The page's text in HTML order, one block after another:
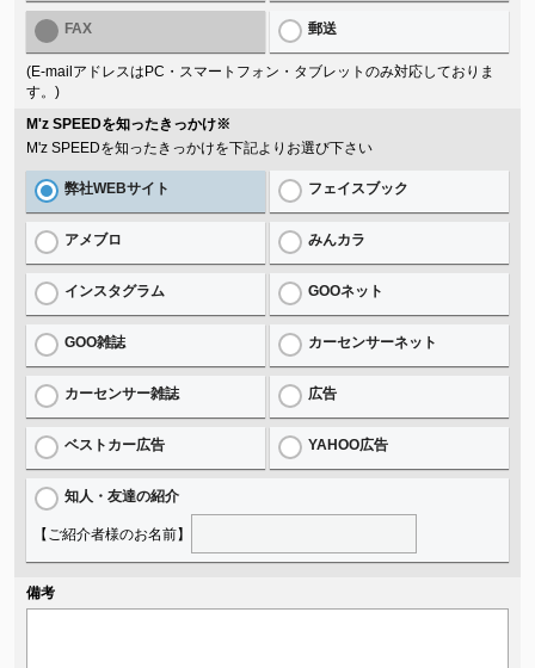
FAX 郵送
(E-mailアドレスはPC・スマートフォン・タブレットのみ対応しておりま
す。)
M'z SPEEDを知ったきっかけ※
M'z SPEEDを知ったきっかけを下記よりお選び下さい
弊社WEBサイト フェイスブック
アメブロ みんカラ
インスタグラム GOOネット
GOO雑誌 カーセンサーネット
カーセンサー雑誌 広告
ベストカー広告 YAHOO広告
知人・友達の紹介
【ご紹介者様のお名前】
備考